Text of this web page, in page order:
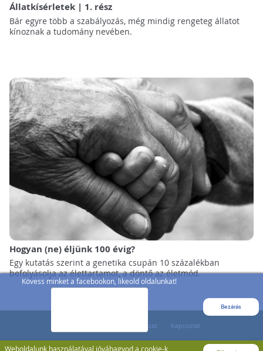
Kövess minket a facebookon, likeold oldalunkat!
Bezárás
Weboldalunk használatával jóváhagyod a cookie-k
Állatkísérletek | 1. rész
Bár egyre több a szabályozás, még mindig rengeteg állatot
kínoznak a tudomány nevében.
Hogyan (ne) éljünk 100 évig?
Egy kutatás szerint a genetika csupán 10 százalékban
befolyásolja az élettartamot, a döntő az életmód.